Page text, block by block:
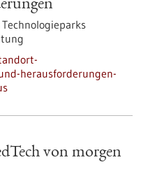
herausforderungen-
von morgen